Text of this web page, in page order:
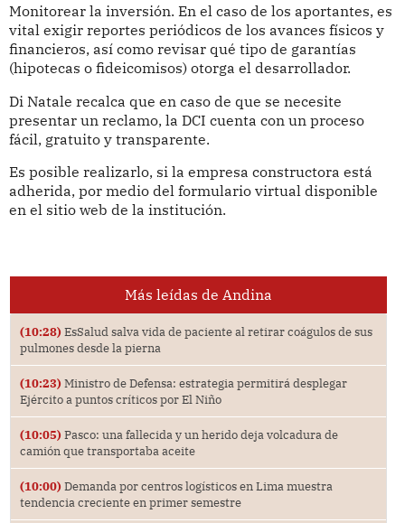
Monitorear la inversión. En el caso de los aportantes, es
vital exigir reportes periódicos de los avances físicos y
financieros, así como revisar qué tipo de garantías
(hipotecas o fideicomisos) otorga el desarrollador.
Di Natale recalca que en caso de que se necesite
presentar un reclamo, la DCI cuenta con un proceso
fácil, gratuito y transparente.
Es posible realizarlo, si la empresa constructora está
adherida, por medio del formulario virtual disponible
en el sitio web de la institución.
Más leídas de Andina
(10:28) EsSalud salva vida de paciente al retirar coágulos de sus
pulmones desde la pierna
(10:23) Ministro de Defensa: estrategia permitirá desplegar
Ejército a puntos críticos por El Niño
(10:05) Pasco: una fallecida y un herido deja volcadura de
camión que transportaba aceite
(10:00) Demanda por centros logísticos en Lima muestra
tendencia creciente en primer semestre